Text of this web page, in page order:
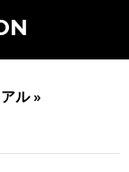
ル »